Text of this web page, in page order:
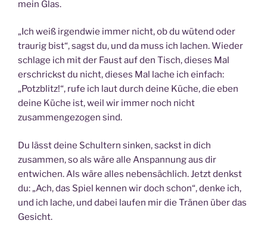
mein Glas.
„Ich weiß irgendwie immer nicht, ob du wütend oder
traurig bist“, sagst du, und da muss ich lachen. Wieder
schlage ich mit der Faust auf den Tisch, dieses Mal
erschrickst du nicht, dieses Mal lache ich einfach:
„Potzblitz!“, rufe ich laut durch deine Küche, die eben
deine Küche ist, weil wir immer noch nicht
zusammengezogen sind.
Du lässt deine Schultern sinken, sackst in dich
zusammen, so als wäre alle Anspannung aus dir
entwichen. Als wäre alles nebensächlich. Jetzt denkst
du: „Ach, das Spiel kennen wir doch schon“, denke ich,
und ich lache, und dabei laufen mir die Tränen über das
Gesicht.